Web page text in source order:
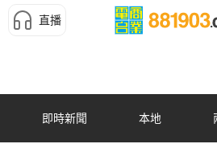
直播
即時新聞 本地